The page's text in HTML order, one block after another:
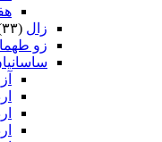
زال (۳۳)
زو